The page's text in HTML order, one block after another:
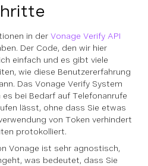
in der Vonage Verify API
Der Code, den wir hier
einfach und es gibt viele
wie diese Benutzererfahrung
Das Vonage Verify System
bei Bedarf auf Telefonanrufe
lässt, ohne dass Sie etwas
von Token verhindert
protokolliert.
Vonage ist sehr agnostisch,
was bedeutet, dass Sie